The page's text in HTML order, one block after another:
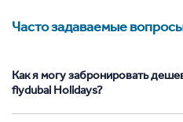
Часто задаваемые
Как я могу забронировать
flydubai Holidays?